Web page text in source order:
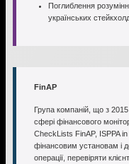
Поглиблення
українських
FinAP
Група компаній, що з 2015
сфері фінансового
CheckLists FinAP, ISPPA
фінансовим установам і
операції, перевіряти